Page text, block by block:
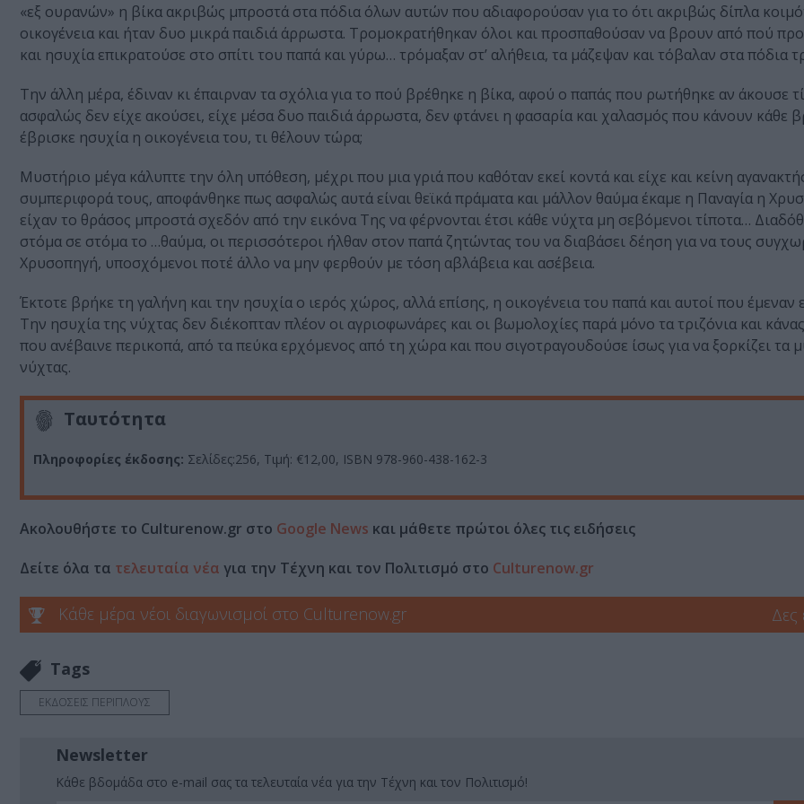
«εξ ουρανών» η βίκα ακριβώς μπροστά στα πόδια όλων αυτών που αδιαφορούσαν για το ότι ακριβώς δίπλα
οικογένεια και ήταν δυο μικρά παιδιά άρρωστα. Τρομοκρατήθηκαν όλοι και προσπαθούσαν να βρουν από πού
και ησυχία επικρατούσε στο σπίτι του παπά και γύρω… τρόμαξαν στ’ αλήθεια, τα μάζεψαν και τόβαλαν στα πόδια
Την άλλη μέρα, έδιναν κι έπαιρναν τα σχόλια για το πού βρέθηκε η βίκα, αφού ο παπάς που ρωτήθηκε αν άκουσε
ασφαλώς δεν είχε ακούσει, είχε μέσα δυο παιδιά άρρωστα, δεν φτάνει η φασαρία και χαλασμός που κάνουν κάθε
έβρισκε ησυχία η οικογένεια του, τι θέλουν τώρα;
Μυστήριο μέγα κάλυπτε την όλη υπόθεση, μέχρι που μια γριά που καθόταν εκεί κοντά και είχε και κείνη
συμπεριφορά τους, αποφάνθηκε πως ασφαλώς αυτά είναι θεϊκά πράματα και μάλλον θαύμα έκαμε η Παναγία η
είχαν το θράσος μπροστά σχεδόν από την εικόνα Της να φέρνονται έτσι κάθε νύχτα μη σεβόμενοι τίποτα…
στόμα σε στόμα το …θαύμα, οι περισσότεροι ήλθαν στον παπά ζητώντας του να διαβάσει δέηση για να τους
Χρυσοπηγή, υποσχόμενοι ποτέ άλλο να μην φερθούν με τόση αβλάβεια και ασέβεια.
Έκτοτε βρήκε τη γαλήνη και την ησυχία ο ιερός χώρος, αλλά επίσης, η οικογένεια του παπά και αυτοί που έμεναν
Την ησυχία της νύχτας δεν διέκοπταν πλέον οι αγριοφωνάρες και οι βωμολοχίες παρά μόνο τα τριζόνια και
που ανέβαινε περικοπά, από τα πεύκα ερχόμενος από τη χώρα και που σιγοτραγουδούσε ίσως για να ξορκίζει τα
νύχτας.
Ταυτότητα
Πληροφορίες έκδοσης: Σελίδες:256, Τιμή: €12,00, ISBN 978-960-438-162-3
Ακολουθήστε το Culturenow.gr στο Google News και μάθετε πρώτοι όλες τις ειδήσεις
Δείτε όλα τα τελευταία νέα για την Τέχνη και τον Πολιτισμό στο Culturenow.gr
Κάθε μέρα νέοι διαγωνισμοί στο Culturenow.gr Δες
Tags
ΕΚΔΟΣΕΙΣ ΠΕΡΙΠΛΟΥΣ
Newsletter
Κάθε βδομάδα στο e-mail σας τα τελευταία νέα για την Τέχνη και τον Πολιτισμό!